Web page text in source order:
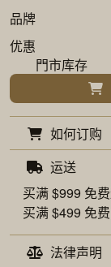
品牌
优惠
門市库存
如何订购
运送
买满 $999 免费
买满 $499 免费
法律声明